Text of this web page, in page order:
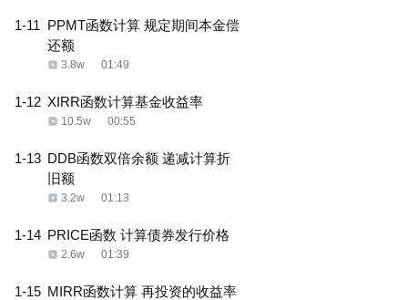
1-11 PPMT函数计算 规定期间本金偿
还额
3.8w 01:49
1-12 XIRR函数计算基金收益率
10.5w 00:55
1-13 DDB函数双倍余额 递减计算折
旧额
3.2w 01:13
1-14 PRICE函数 计算债券发行价格
2.6w 01:39
1-15 MIRR函数计算 再投资的收益率